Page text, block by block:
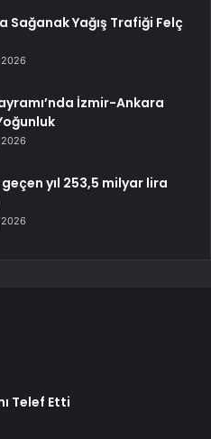
Sağanak Yağış Trafiği Felç
İzmir-Ankara
geçen yıl 253,5 milyar lira
Telef Etti